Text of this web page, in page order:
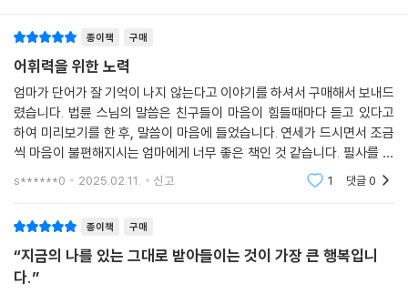
종이책 구매
어휘력을 위한 노력
엄마가 단어가 잘 기억이 나지 않는다고 이야기를 하셔서 구매해서 보내드
렸습니다. 법륜 스님의 말씀은 친구들이 마음이 힘들때마다 듣고 있다고
하여 미리보기를 한 후, 말씀이 마음에 들었습니다. 연세가 드시면서 조금
씩 마음이 불편해지시는 엄마에게 너무 좋은 책인 것 같습니다. 필사를 하
시며 마음을 가다듬으실 거라 생각하니 마음이 뿌듯하네요.
s******0 2025.02.11. 신고 1 댓글0
종이책 구매
“지금의 나를 있는 그대로 받아들이는 것이 가장 큰 행복입니
다.”